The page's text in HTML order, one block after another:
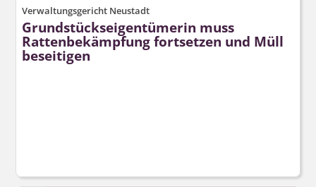
Verwaltungsgericht Neustadt
Grundstücks­eigentümerin muss
Rattenbekämpfung fortsetzen und Müll
beseitigen